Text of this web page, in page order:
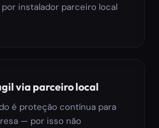
instalador parceiro local
via parceiro local
é proteção contínua para
— por isso não